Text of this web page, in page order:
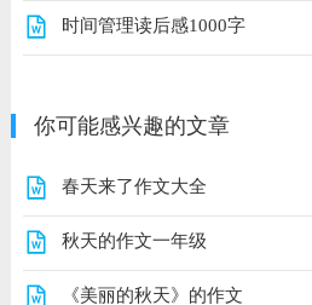
时间管理读后感1000字
你可能感兴趣的文章
春天来了作文大全
秋天的作文一年级
《美丽的秋天》的作文